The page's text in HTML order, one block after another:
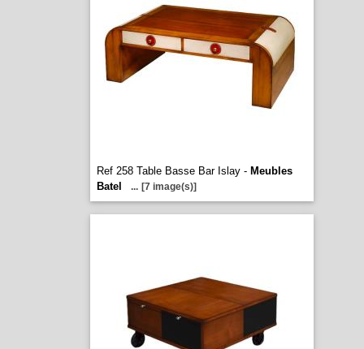
Ref 258 Table Basse Bar Islay - Meubles
Batel
... [7 image(s)]